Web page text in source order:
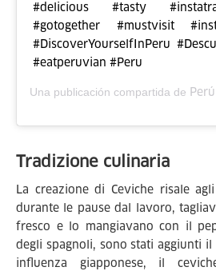
#delicious #tasty
#gotogether #mustvisit
#DiscoverYourselfInPeru
#eatperuvian #Peru
Una publicación compartida de Perú
Tradizione culinaria
La creazione di Ceviche risale
durante le pause dal lavoro,
fresco e lo mangiavano con il
degli spagnoli, sono stati aggiunti
influenza giapponese, il